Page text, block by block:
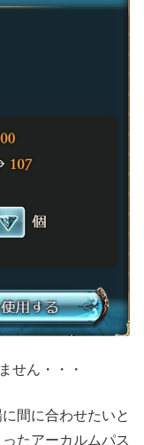
せん・・・
間に合わせたいと
たアーカルムパス